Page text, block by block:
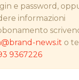
e password,
informazioni
news.it o
9367226